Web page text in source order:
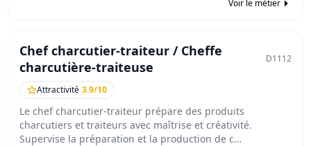
Voir le métier
Chef charcutier-traiteur / Cheffe
charcutière-traiteuse
D1112
Attractivité 3.9/10
Le chef charcutier-traiteur prépare des produits
charcutiers et traiteurs avec maîtrise et créativité.
Supervise la préparation et la production de c…